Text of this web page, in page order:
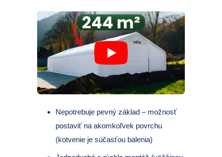
Nepotrebuje pevný základ – možnosť
postaviť na akomkoľvek povrchu
(kotvenie je súčasťou balenia)